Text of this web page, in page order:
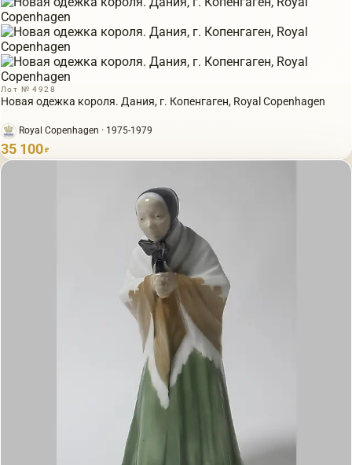
Лот № 4928
Новая одежка короля. Дания, г. Копенгаген, Royal Copenhagen
Royal Copenhagen · 1975-1979
35 100 ₽